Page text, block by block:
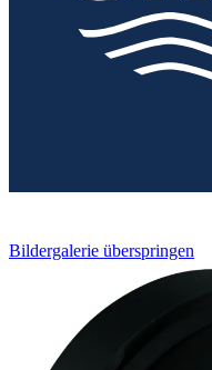
Bildergalerie überspringen